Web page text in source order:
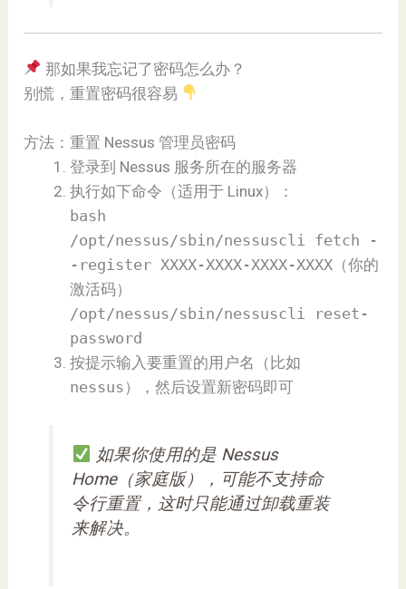
那如果我忘记了密码怎么办？
别慌，重置密码很容易
方法：重置 Nessus 管理员密码
登录到 Nessus 服务所在的服务器
执行如下命令（适用于 Linux）：
bash
/opt/nessus/sbin/nessuscli fetch -
-register XXXX-XXXX-XXXX-XXXX（你的
激活码）
/opt/nessus/sbin/nessuscli reset-
password
按提示输入要重置的用户名（比如
nessus ），然后设置新密码即可
如果你使用的是 Nessus
Home（家庭版），可能不支持命
令行重置，这时只能通过卸载重装
来解决。